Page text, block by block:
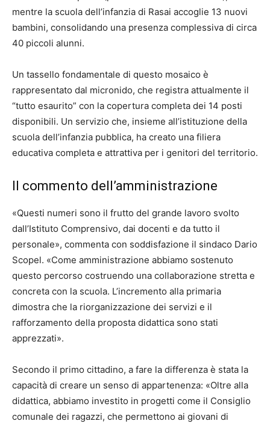
mentre la scuola dell’infanzia di Rasai accoglie 13 nuovi
bambini, consolidando una presenza complessiva di circa
40 piccoli alunni.
Un tassello fondamentale di questo mosaico è
rappresentato dal micronido, che registra attualmente il
“tutto esaurito” con la copertura completa dei 14 posti
disponibili. Un servizio che, insieme all’istituzione della
scuola dell’infanzia pubblica, ha creato una filiera
educativa completa e attrattiva per i genitori del territorio.
Il commento dell’amministrazione
«Questi numeri sono il frutto del grande lavoro svolto
dall’Istituto Comprensivo, dai docenti e da tutto il
personale», commenta con soddisfazione il sindaco Dario
Scopel. «Come amministrazione abbiamo sostenuto
questo percorso costruendo una collaborazione stretta e
concreta con la scuola. L’incremento alla primaria
dimostra che la riorganizzazione dei servizi e il
rafforzamento della proposta didattica sono stati
apprezzati».
Secondo il primo cittadino, a fare la differenza è stata la
capacità di creare un senso di appartenenza: «Oltre alla
didattica, abbiamo investito in progetti come il Consiglio
comunale dei ragazzi, che permettono ai giovani di